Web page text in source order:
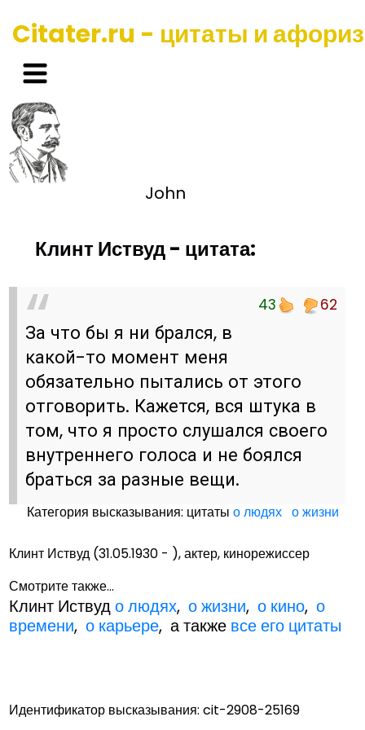
Citater.ru - цитаты и
John
Клинт Иствуд - цитата:
43 62
За что бы я ни брался, в
какой-то момент меня
обязательно пытались от этого
отговорить. Кажется, вся штука в
том, что я просто слушался своего
внутреннего голоса и не боялся
браться за разные вещи.
Категория высказывания: цитатыо людях о жизни
Клинт Иствуд (31.05.1930 - ), актер, кинорежиссер
Смотрите также...
Клинт Иствудо людях,о жизни,о кино,о
времени,о карьере, а также все его цитаты
Идентификатор высказывания: cit-2908-25169